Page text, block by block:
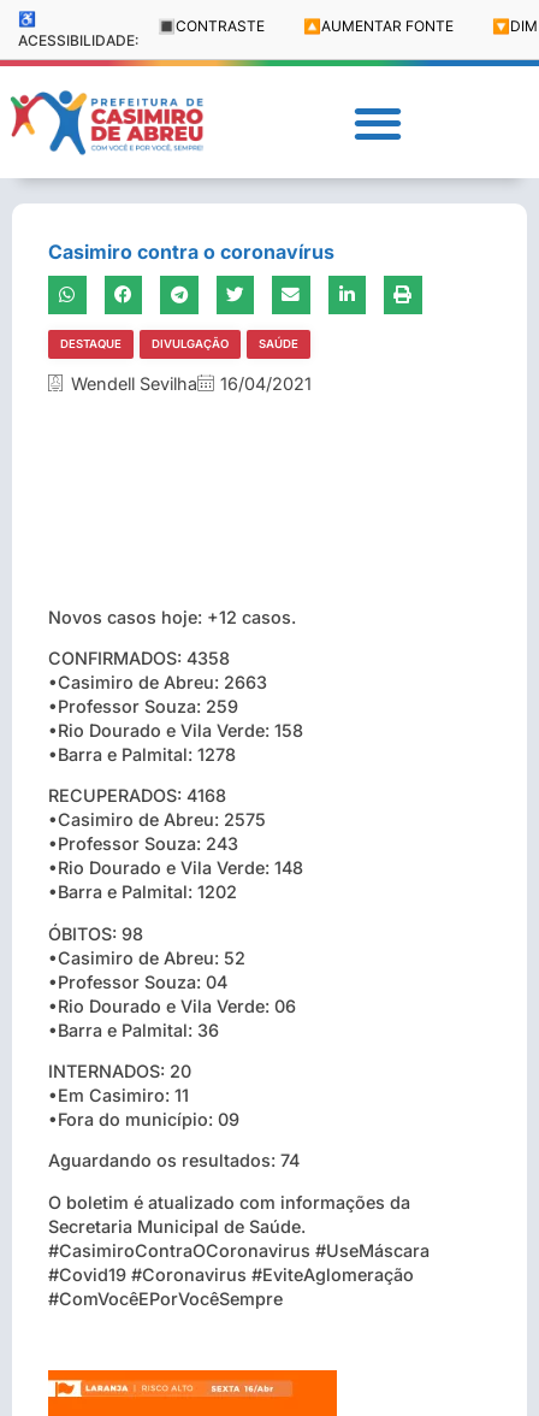
♿
ACESSIBILIDADE:
🔳 CONTRASTE 🔼 AUMENTAR FONTE 🔽
Casimiro contra o coronavírus
DESTAQUE DIVULGAÇÃO SAÚDE
Wendell Sevilha 16/04/2021
Novos casos hoje: +12 casos.
CONFIRMADOS: 4358
•Casimiro de Abreu: 2663
•Professor Souza: 259
•Rio Dourado e Vila Verde: 158
•Barra e Palmital: 1278
RECUPERADOS: 4168
•Casimiro de Abreu: 2575
•Professor Souza: 243
•Rio Dourado e Vila Verde: 148
•Barra e Palmital: 1202
ÓBITOS: 98
•Casimiro de Abreu: 52
•Professor Souza: 04
•Rio Dourado e Vila Verde: 06
•Barra e Palmital: 36
INTERNADOS: 20
•Em Casimiro: 11
•Fora do município: 09
Aguardando os resultados: 74
O boletim é atualizado com informações da
Secretaria Municipal de Saúde.
#CasimiroContraOCoronavirus #UseMáscara
#Covid19 #Coronavirus #EviteAglomeração
#ComVocêEPorVocêSempre